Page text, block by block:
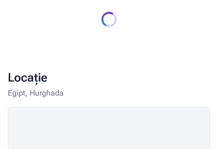
Locație
Egipt, Hurghada